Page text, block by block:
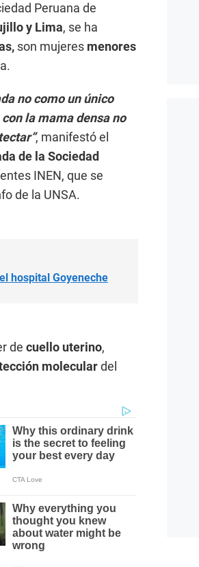
Peruana de
y Lima, se ha
son mujeres menores
no como un único
la mama densa no
, manifestó el
de la Sociedad
INEN, que se
de la UNSA.
hospital Goyeneche
de cuello uterino,
moleculardel